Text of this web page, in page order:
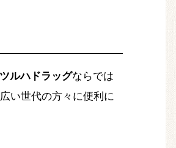
ツルハドラッグならでは
い世代の方々に便利に